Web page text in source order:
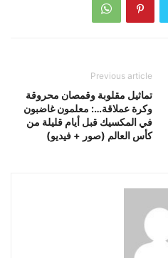
Previous article
تماثيل مقلوبة وقمصان محروقة
وكرة عملاقة…: معلمون غاضبون
في المكسيك قبل أيام قليلة من
كأس العالم (صور + فيديو)